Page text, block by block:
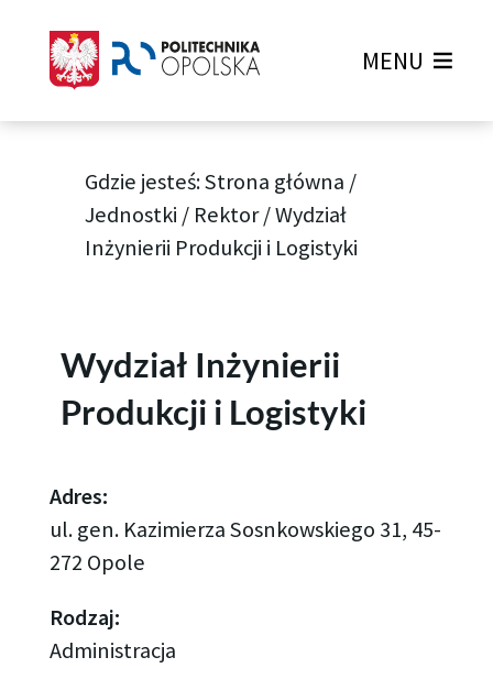
MENU
Gdzie jesteś:Strona główna /
Jednostki / Rektor/Wydział
Inżynierii Produkcji i Logistyki
Wydział Inżynierii
Produkcji i Logistyki
Adres:
ul. gen. Kazimierza Sosnkowskiego 31, 45-
272 Opole
Rodzaj:
Administracja